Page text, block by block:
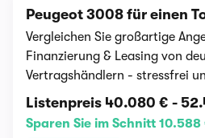
Peugeot 3008 für einen
Vergleichen Sie großartige
Finanzierung & Leasing von
Vertragshändlern - stressfrei
Listenpreis 40.080 € -
Sparen Sie im Schnitt